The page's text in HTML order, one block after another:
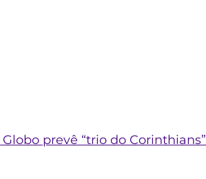
prevê “trio do